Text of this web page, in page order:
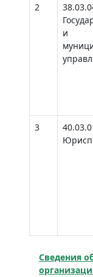
2
и
3
Сведения